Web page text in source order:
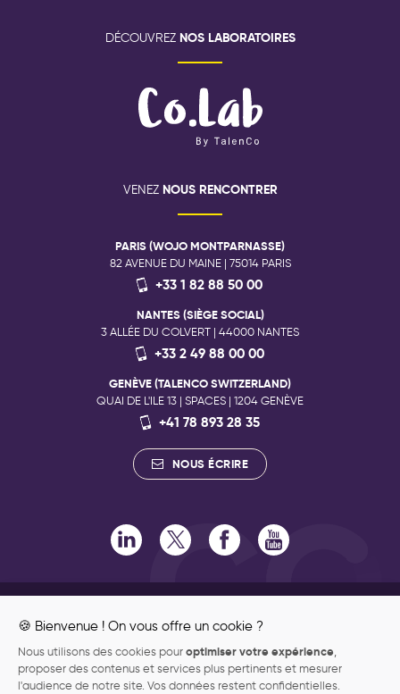
🍪 Bienvenue ! On vous offre un cookie ?
Nous utilisons des cookies pour optimiser votre expérience
proposer des contenus et services plus pertinents et mesurer
l'audience de notre site. Vos données restent confidentielles.
DÉCOUVREZ NOS LABORATOIRES
VENEZ NOUS RENCONTRER
PARIS (WOJO MONTPARNASSE)
82 AVENUE DU MAINE | 75014 PARIS
+33 1 82 88 50 00
NANTES (SIÈGE SOCIAL)
3 ALLÉE DU COLVERT | 44000 NANTES
+33 2 49 88 00 00
GENÈVE (TALENCO SWITZERLAND)
QUAI DE L'ILE 13 | SPACES | 1204 GENÈVE
+41 78 893 28 35
NOUS ÉCRIRE
ENGAGEMENTS RSE
ENGAGEMENT PHILANTHROPIQUE
DONNÉES PERSONNELLES